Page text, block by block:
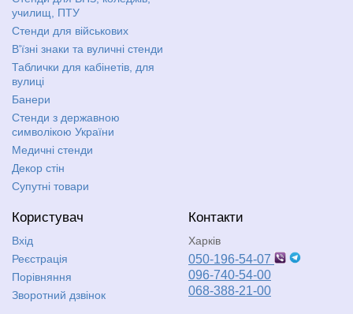
училищ, ПТУ
Стенди для військових
В'їзні знаки та вуличні стенди
Таблички для кабінетів, для
вулиці
Банери
Стенди з державною
символікою України
Медичні стенди
Декор стін
Супутні товари
Користувач
Вхід
Реєстрація
Порівняння
Зворотний дзвінок
Контакти
Харків
050-196-54-07
096-740-54-00
068-388-21-00